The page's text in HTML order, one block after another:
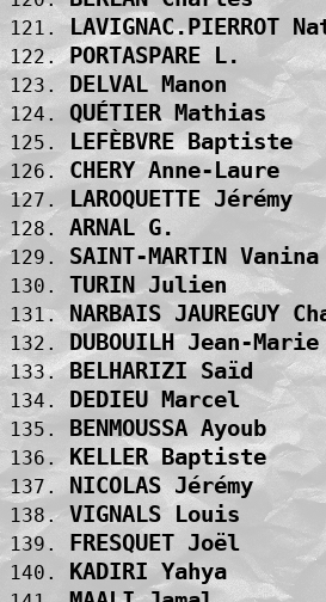
121.
122. PORTASPARE
123. DELVAL
124. QUÉTIER
125. LEFÈBVRE
126. CHERY Anne-
127. LAROQUETTE
128. ARNAL G.
129. SAINT-MARTIN
130. TURIN Julien
131. NARBAIS
132. DUBOUILH
133. BELHARIZI
134. DEDIEU
135. BENMOUSSA
136. KELLER
137. NICOLAS
138. VIGNALS
139. FRESQUET
140. KADIRI Yahya